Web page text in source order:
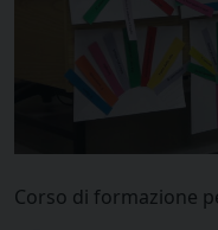
Corso di formazione